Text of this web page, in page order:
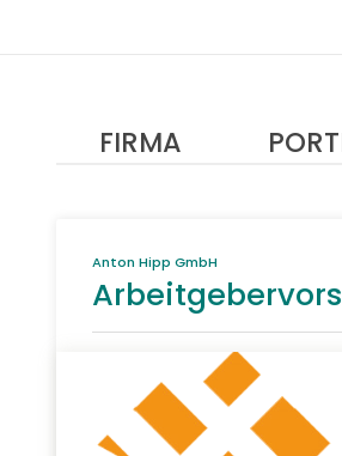
FIRMA
Anton Hipp GmbH